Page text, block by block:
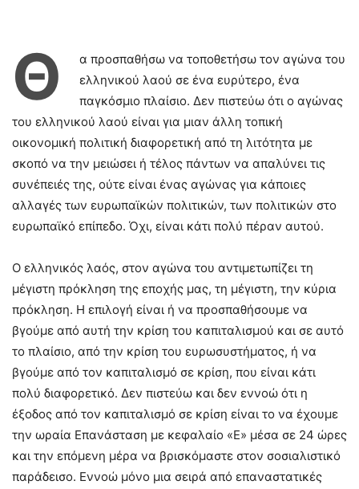
Θ
α προσπαθήσω να τοποθετήσω τον αγώνα του
ελληνικού λαού σε ένα ευρύτερο, ένα
παγκόσμιο πλαίσιο. Δεν πιστεύω ότι ο αγώνας
του ελληνικού λαού είναι για μιαν άλλη τοπική
οικονομική πολιτική διαφορετική από τη λιτότητα με
σκοπό να την μειώσει ή τέλος πάντων να απαλύνει τις
συνέπειές της, ούτε είναι ένας αγώνας για κάποιες
αλλαγές των ευρωπαϊκών πολιτικών, των πολιτικών στο
ευρωπαϊκό επίπεδο. Όχι, είναι κάτι πολύ πέραν αυτού.
Ο ελληνικός λαός, στον αγώνα του αντιμετωπίζει τη
μέγιστη πρόκληση της εποχής μας, τη μέγιστη, την κύρια
πρόκληση. Η επιλογή είναι ή να προσπαθήσουμε να
βγούμε από αυτή την κρίση του καπιταλισμού και σε αυτό
το πλαίσιο, από την κρίση του ευρωσυστήματος, ή να
βγούμε από τον καπιταλισμό σε κρίση, που είναι κάτι
πολύ διαφορετικό. Δεν πιστεύω και δεν εννοώ ότι η
έξοδος από τον καπιταλισμό σε κρίση είναι το να έχουμε
την ωραία Επανάσταση με κεφαλαίο «Ε» μέσα σε 24 ώρες
και την επόμενη μέρα να βρισκόμαστε στον σοσιαλιστικό
παράδεισο. Εννοώ μόνο μια σειρά από επαναστατικές